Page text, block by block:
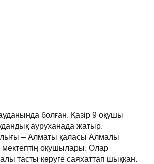
болған. Қазір 9 оқушы
ауруханада жатыр.
– Алматы қаласы Алмалы
мектептің оқушылары. Олар
тасты көруге саяхаттап шыққан.